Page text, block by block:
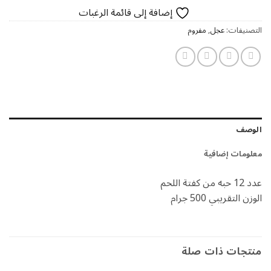
إضافة إلى قائمة الرغبات
التصنيفات:عجل,مفروم
الوصف
معلومات إضافية
عدد 12 حبه من كفتة اللحم
الوزن التقريبي 500 جرام
منتجات ذات صلة